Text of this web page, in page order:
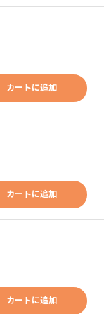
カートに追加
カートに追加
カートに追加